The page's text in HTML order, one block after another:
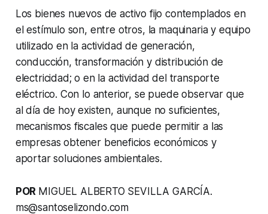
Los bienes nuevos de activo fijo contemplados en
el estímulo son, entre otros, la maquinaria y equipo
utilizado en la actividad de generación,
conducción, transformación y distribución de
electricidad; o en la actividad del transporte
eléctrico. Con lo anterior, se puede observar que
al día de hoy existen, aunque no suficientes,
mecanismos fiscales que puede permitir a las
empresas obtener beneficios económicos y
aportar soluciones ambientales.
POR MIGUEL ALBERTO SEVILLA GARCÍA.
ms@santoselizondo.com